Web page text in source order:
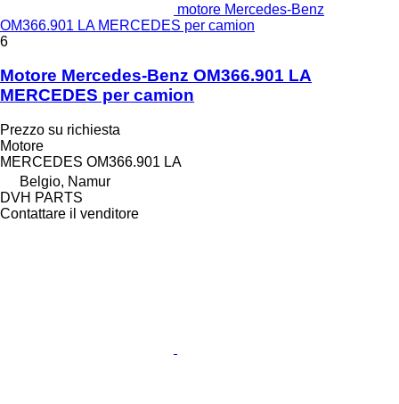
motore Mercedes-Benz
OM366.901 LA MERCEDES per camion
6
Motore Mercedes-Benz OM366.901 LA
MERCEDES per camion
Prezzo su richiesta
Motore
MERCEDES OM366.901 LA
Belgio, Namur
DVH PARTS
Contattare il venditore